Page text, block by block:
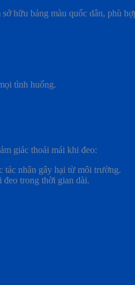
hữu bảng màu quốc dân, phù
tình huống.
giác thoải mái khi đeo:
tác nhân gây hại từ môi trường.
trong thời gian dài.